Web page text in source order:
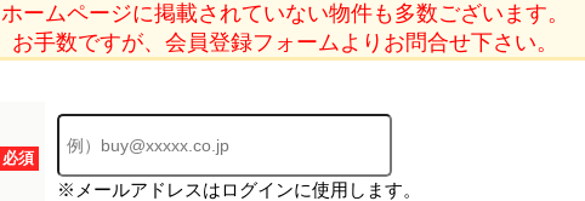
ホームページに掲載されていない物件も多数ございます。
お手数ですが、会員登録フォームよりお問合せ下さい。
必須
※メールアドレスはログインに使用します。